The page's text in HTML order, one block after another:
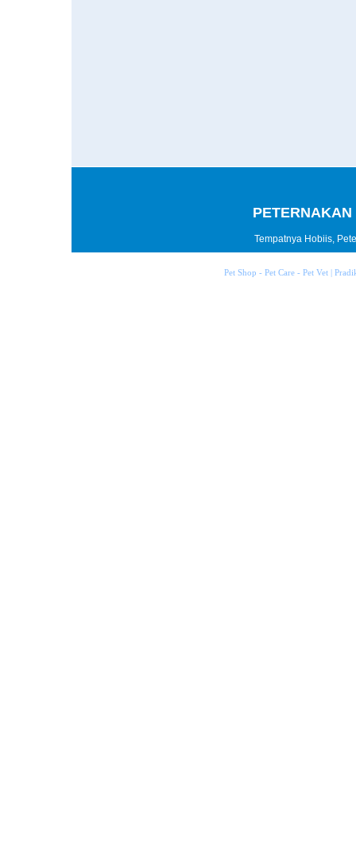
Tempatnya Hobiis,
Pet Shop - Pet Care - Pet Vet |